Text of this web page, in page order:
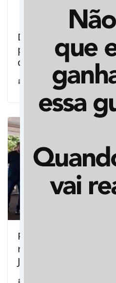
Domingo é Dia do
pretende fazer o
de Viver de sua história
27/04/2024
Prefeitura e Câmara
realizar o sonho da
Jateí